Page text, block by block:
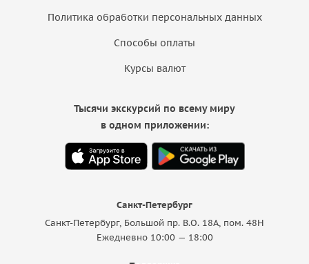
Политика обработки персональных данных
Способы оплаты
Курсы валют
Санкт-Петербург
Санкт-Петербург, Большой пр. В.О. 18A, пом. 48Н
Ежедневно 10:00 — 18:00
Тысячи экскурсий по всему миру
в одном приложении: